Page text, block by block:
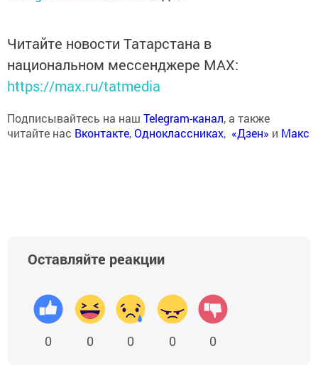
Читайте новости Татарстана в
национальном мессенджере MАХ:
https://max.ru/tatmedia
Подписывайтесь на наш Telegram-канал, а также
читайте нас Вконтакте,Одноклассниках, «Дзен» и Макс
Оставляйте реакции
0 0 0 0 0